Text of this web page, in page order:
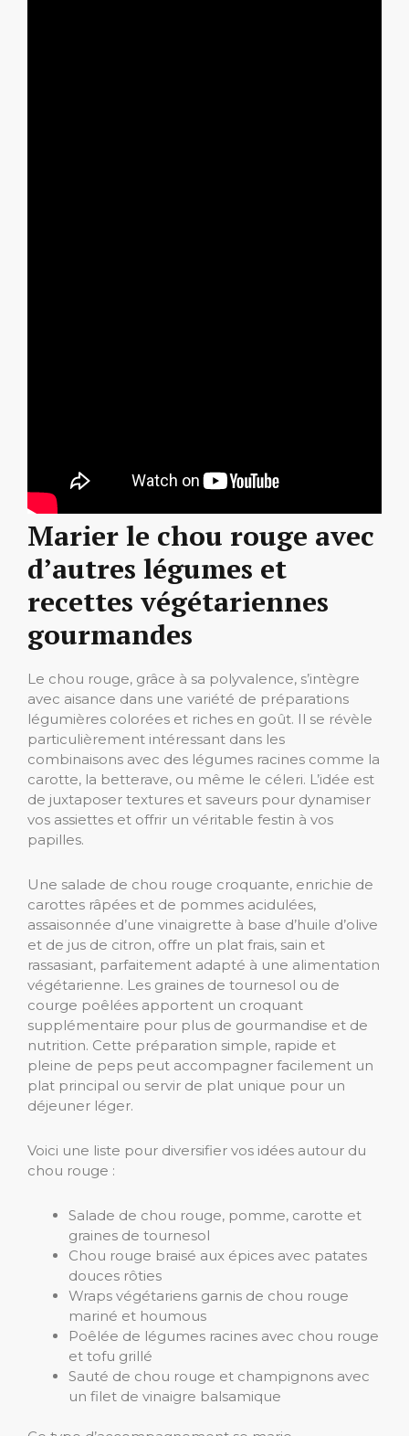
Marier le chou rouge avec
d’autres légumes et
recettes végétariennes
gourmandes
Le chou rouge, grâce à sa polyvalence, s’intègre
avec aisance dans une variété de préparations
légumières colorées et riches en goût. Il se révèle
particulièrement intéressant dans les
combinaisons avec des légumes racines comme la
carotte, la betterave, ou même le céleri. L’idée est
de juxtaposer textures et saveurs pour dynamiser
vos assiettes et offrir un véritable festin à vos
papilles.
Une salade de chou rouge croquante, enrichie de
carottes râpées et de pommes acidulées,
assaisonnée d’une vinaigrette à base d’huile d’olive
et de jus de citron, offre un plat frais, sain et
rassasiant, parfaitement adapté à une alimentation
végétarienne. Les graines de tournesol ou de
courge poêlées apportent un croquant
supplémentaire pour plus de gourmandise et de
nutrition. Cette préparation simple, rapide et
pleine de peps peut accompagner facilement un
plat principal ou servir de plat unique pour un
déjeuner léger.
Voici une liste pour diversifier vos idées autour du
chou rouge :
Salade de chou rouge, pomme, carotte et
graines de tournesol
Chou rouge braisé aux épices avec patates
douces rôties
Wraps végétariens garnis de chou rouge
mariné et houmous
Poêlée de légumes racines avec chou rouge
et tofu grillé
Sauté de chou rouge et champignons avec
un filet de vinaigre balsamique